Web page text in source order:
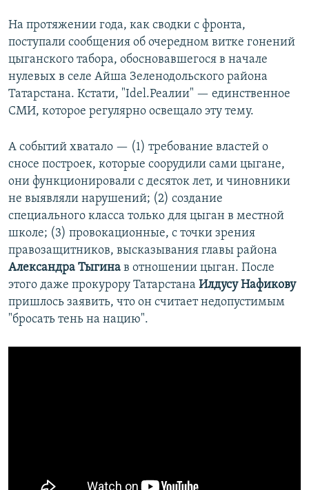
На протяжении года, как сводки с фронта,
поступали сообщения об очередном витке гонений
цыганского табора, обосновавшегося в начале
нулевых в селе Айша Зеленодольского района
Татарстана. Кстати, "Idel.Реалии" — единственное
СМИ, которое регулярно освещало эту тему.
А событий хватало — (1) требование властей о
сносе построек, которые соорудили сами цыгане,
они функционировали с десяток лет, и чиновники
не выявляли нарушений; (2) создание
специального класса только для цыган в местной
школе; (3) провокационные, с точки зрения
правозащитников, высказывания главы района
Александра Тыгина в отношении цыган. После
этого даже прокурору Татарстана Илдусу Нафикову
пришлось заявить, что он считает недопустимым
"бросать тень на нацию".